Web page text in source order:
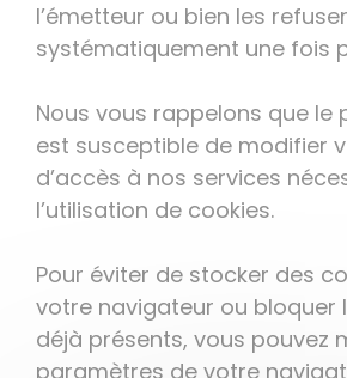
l’émetteur ou bien les refuser
systématiquement une fois
Nous vous rappelons que
est susceptible de modifier
d’accès à nos services
l’utilisation de cookies.
Pour éviter de stocker des
votre navigateur ou bloquer
déjà présents, vous pouvez
paramètres de votre